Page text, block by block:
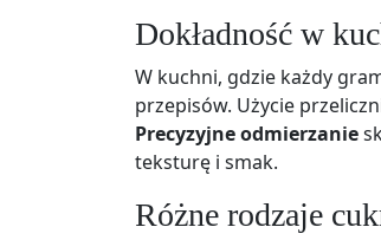
Dokładność w
W kuchni, gdzie każdy
przepisów. Użycie
Precyzyjne odmierzanie
teksturę i smak.
Różne rodzaje